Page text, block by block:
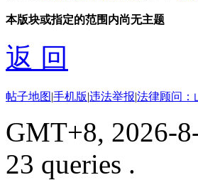
本版块或指定的范围内尚无主题
返 回
帖子地图|手机版|违法举报|法律顾问：
GMT+8, 2026-
23 queries .